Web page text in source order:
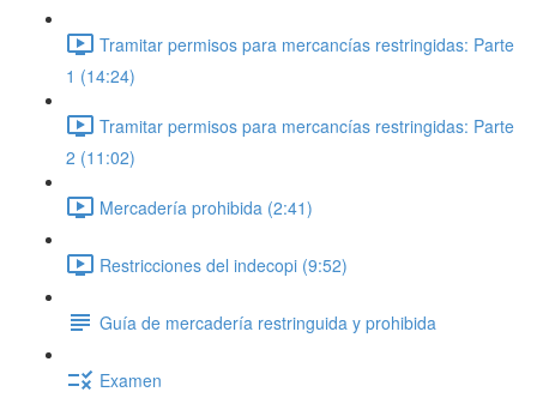
Tramitar permisos para mercancías restringidas: Parte
1 (14:24)
Tramitar permisos para mercancías restringidas: Parte
2 (11:02)
Mercadería prohibida (2:41)
Restricciones del indecopi (9:52)
Guía de mercadería restringuida y prohibida
Examen